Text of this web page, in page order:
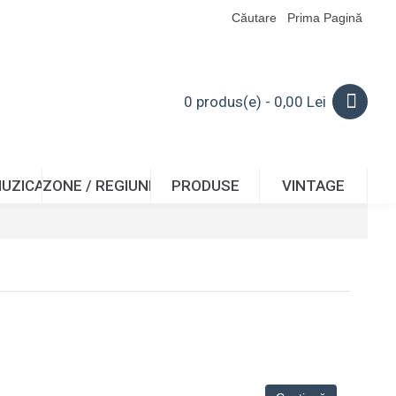
Căutare Prima Pagină
0 produs(e) - 0,00 Lei
ZONE / REGIUNI PRODUSE VINTAGE